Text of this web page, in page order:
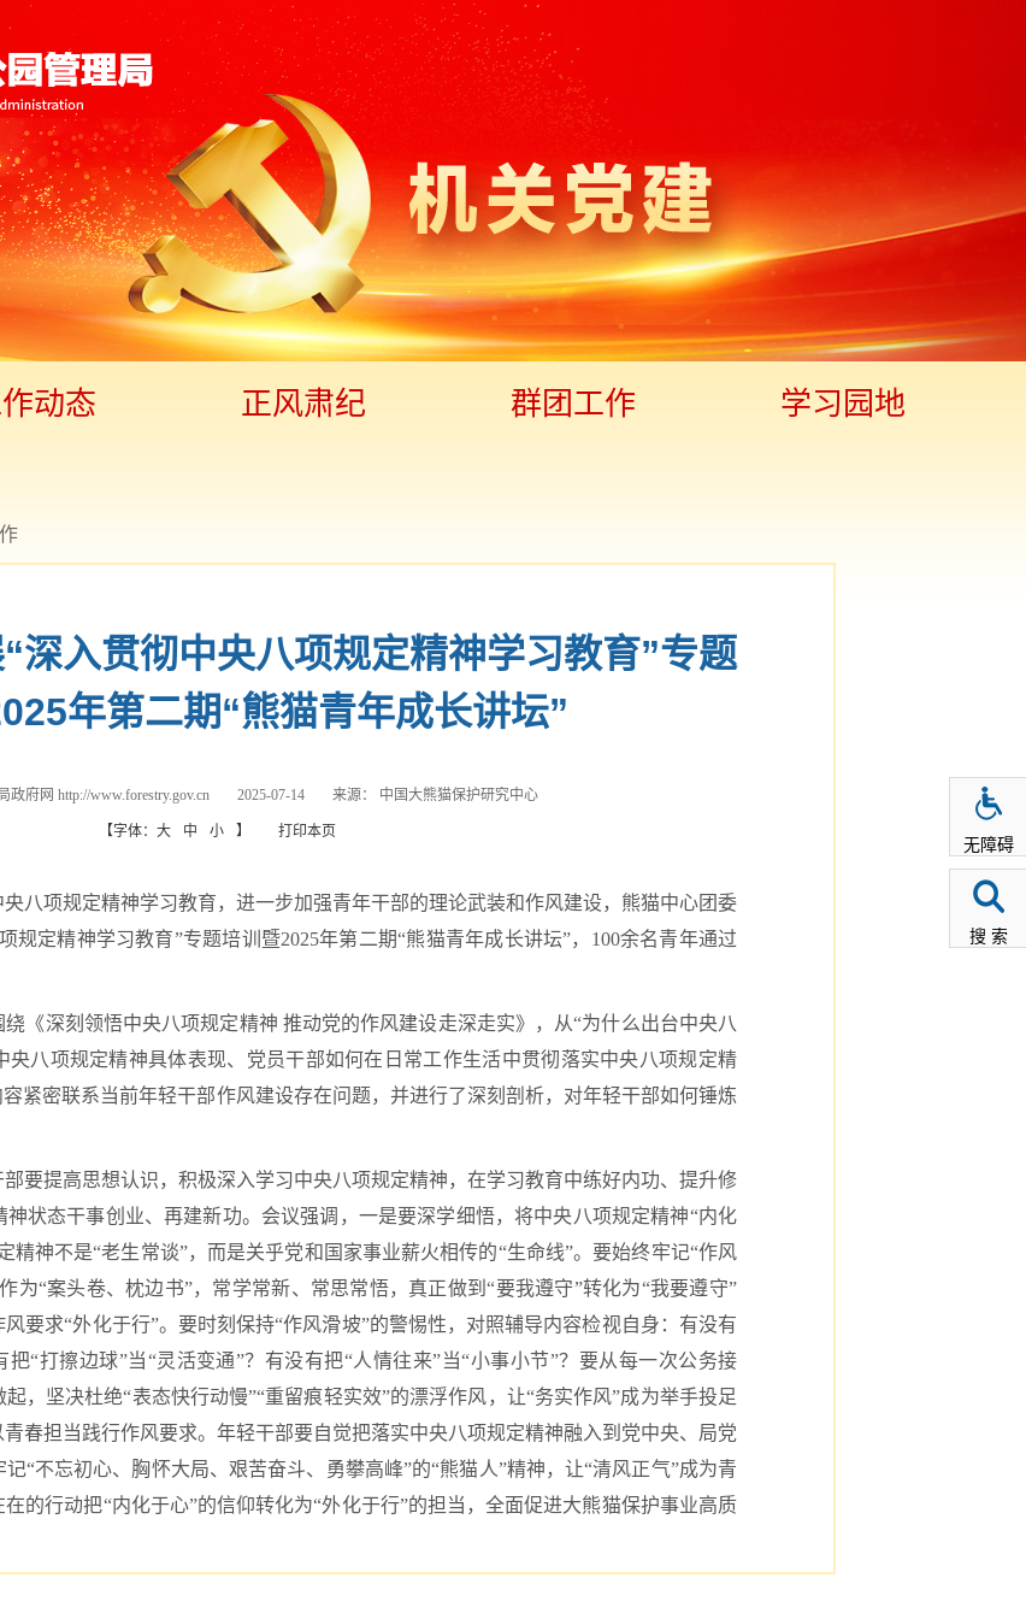
动态 正风肃纪 群团工作 学习园地
深入贯彻中央八项规定精神学习教育”专题
年第二期“熊猫青年成长讲坛”
政府网 http://www.forestry.gov.cn 2025-07-14 来源： 中国大熊猫保护研究中心
【字体： 大 中 小 】 打印本页
八项规定精神学习教育，进一步加强青年干部的理论武装和作风建设，熊猫中心团委
规定精神学习教育”专题培训暨2025年第二期“熊猫青年成长讲坛”，100余名青年通过
《深刻领悟中央八项规定精神 推动党的作风建设走深走实》，从“为什么出台中央八
八项规定精神具体表现、党员干部如何在日常工作生活中贯彻落实中央八项规定精
紧密联系当前年轻干部作风建设存在问题，并进行了深刻剖析，对年轻干部如何锤炼
要提高思想认识，积极深入学习中央八项规定精神，在学习教育中练好内功、提升修
状态干事创业、再建新功。会议强调，一是要深学细悟，将中央八项规定精神“内化
精神不是“老生常谈”，而是关乎党和国家事业薪火相传的“生命线”。要始终牢记“作风
为“案头卷、枕边书”，常学常新、常思常悟，真正做到“要我遵守”转化为“我要遵守”
要求“外化于行”。要时刻保持“作风滑坡”的警惕性，对照辅导内容检视自身：有没有
把“打擦边球”当“灵活变通”？有没有把“人情往来”当“小事小节”？要从每一次公务接
，坚决杜绝“表态快行动慢”“重留痕轻实效”的漂浮作风，让“务实作风”成为举手投足
春担当践行作风要求。年轻干部要自觉把落实中央八项规定精神融入到党中央、局党
“不忘初心、胸怀大局、艰苦奋斗、勇攀高峰”的“熊猫人”精神，让“清风正气”成为青
的行动把“内化于心”的信仰转化为“外化于行”的担当，全面促进大熊猫保护事业高质
无障碍
搜 索